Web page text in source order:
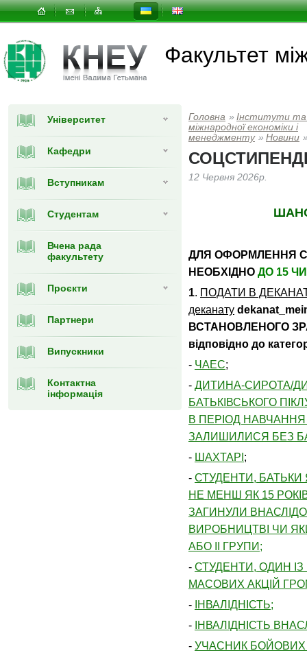
Факультет
Університет
Кафедри
Вступникам
Студентам
Вчена рада
факультету
Проєкти
Партнери
Випускники
Контактна
інформація
Головна » Інститути
мiжнародної економiки i
менеджменту » Новини
12 Червня 2026р.
ДЛЯ ОФОРМЛЕННЯ
НЕОБХІДНО ДО 15
1. ПОДАТИ В
деканату
ВСТАНОВЛЕНОГО
відповідно до
- ЧАЕС;
- ДИТИНА-СИРОТА/
БАТЬКІВСЬКОГО
В ПЕРІОД НАВЧАННЯ
ЗАЛИШИЛИСЯ БЕЗ
- ШАХТАРІ ;
- СТУДЕНТИ,
НЕ МЕНШ ЯК 15
ЗАГИНУЛИ
ВИРОБНИЦТВІ ЧИ
АБО II ГРУПИ;
- СТУДЕНТИ, ОДИН ІЗ
МАСОВИХ АКЦІЙ
- ІНВАЛІДНІСТЬ;
- ІНВАЛІДНІСТЬ
- УЧАСНИК БОЙОВИХ